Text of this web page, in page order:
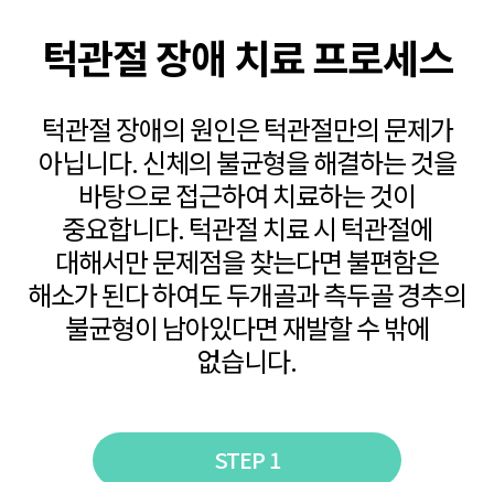
턱관절 장애 치료 프로세스
턱관절 장애의 원인은 턱관절만의 문제가
아닙니다. 신체의 불균형을 해결하는 것을
바탕으로 접근하여 치료하는 것이
중요합니다. 턱관절 치료 시 턱관절에
대해서만 문제점을 찾는다면 불편함은
해소가 된다 하여도두개골과 측두골 경추의
불균형이 남아있다면 재발할 수 밖에
없습니다.
STEP 1